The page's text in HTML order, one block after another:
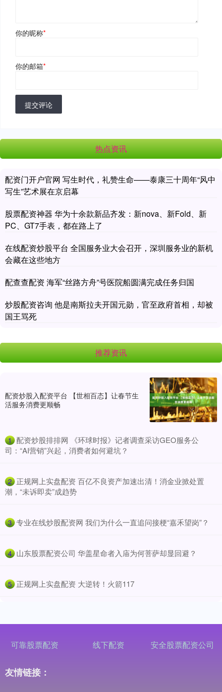
你的昵称*
你的邮箱*
提交评论
热点资讯
配资门开户官网 写生时代，礼赞生命——泰康三十周年“风中
写生”艺术展在京启幕
股票配资神器 华为十余款新品齐发：新nova、新Fold、新
PC、GT7手表，都在路上了
在线配资炒股平台 全国服务业大会召开，深圳服务业的新机
会藏在这些地方
配查查配资 海军“丝路方舟”号医院船圆满完成任务归国
炒股配资咨询 他是南斯拉夫开国元勋，官至政府首相，却被
国王骂死
推荐资讯
配资炒股入配资平台 【世相百态】让春节生
活服务消费更顺畅
1 ​配资炒股排排网 《环球时报》记者调查采访GEO服务公
司：“AI营销”兴起，消费者如何避坑？
2 ​正规网上实盘配资 百亿不良资产加速出清！消金业掀处置
潮，“未诉即卖”成趋势
3 ​专业在线炒股配资网 我们为什么一直追问接梗“嘉禾望岗”？
4 ​山东股票配资公司 华盖星命者入庙为何菩萨却显回避？
5 ​正规网上实盘配资 大逆转！火箭117
可靠股票配资 线下配资 安全股票配资公司
友情链接：